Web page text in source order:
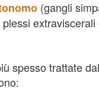
(gangli
extraviscerali
spesso trattate